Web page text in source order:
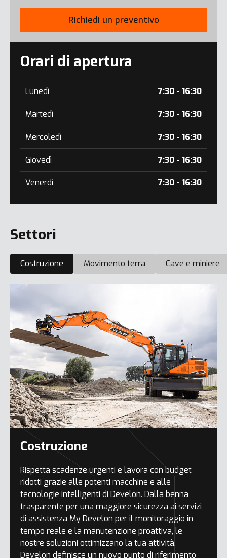
Richiedi un preventivo
Orari di apertura
Lunedì 7:30 - 16:30
Martedì 7:30 - 16:30
Mercoledì 7:30 - 16:30
Giovedì 7:30 - 16:30
Venerdì 7:30 - 16:30
Settori
Costruzione Movimento terra Cave e miniere
Costruzione
Rispetta scadenze urgenti e lavora con budget
ridotti grazie alle potenti macchine e alle
tecnologie intelligenti di Develon. Dalla benna
trasparente per una maggiore sicurezza ai servizi
di assistenza My Develon per il monitoraggio in
tempo reale e la manutenzione proattiva, le
nostre soluzioni ottimizzano la tua attività.
Develon definisce un nuovo punto di riferimento